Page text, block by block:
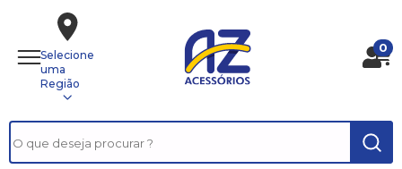
Selecione
uma
Região
0